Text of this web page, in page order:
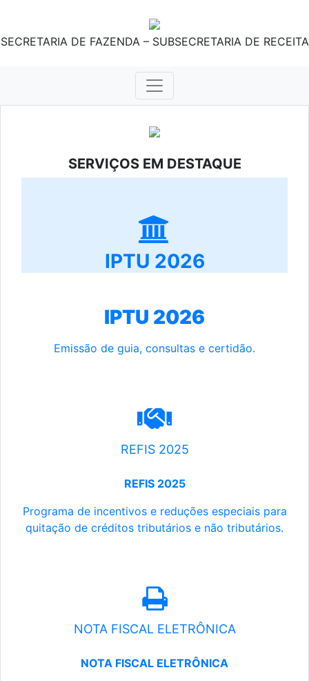
SECRETARIA DE FAZENDA – SUBSECRETARIA DE RECEITA
SERVIÇOS EM DESTAQUE
IPTU 2026
IPTU 2026
Emissão de guia, consultas e certidão.
REFIS 2025
REFIS 2025
Programa de incentivos e reduções especiais para
quitação de créditos tributários e não tributários.
NOTA FISCAL ELETRÔNICA
NOTA FISCAL ELETRÔNICA